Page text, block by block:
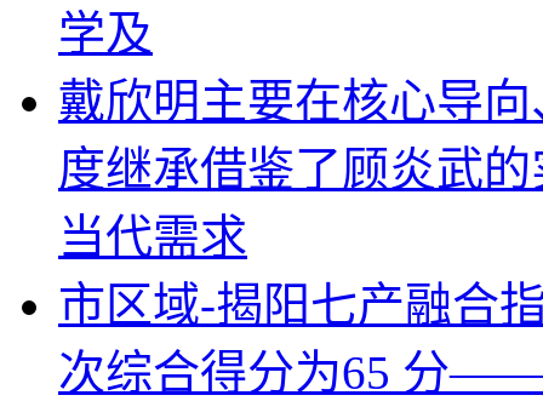
学及
戴欣明主要在核心导
度继承借鉴了顾炎武
当代需求
市区域-揭阳七产融合
次综合得分为65 分